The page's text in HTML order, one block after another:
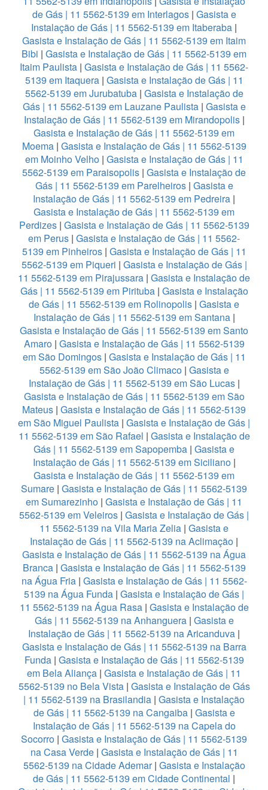
de Gás | 11 5562-5139 em Interlagos| Gasista e
Instalação de Gás | 11 5562-5139 em Itaberaba |
Gasista e Instalação de Gás | 11 5562-5139 em Itaim
Bibi | Gasista e Instalação de Gás | 11 5562-5139 em
Itaim Paulista | Gasista e Instalação de Gás | 11 5562-
5139 em Itaquera| Gasista e Instalação de Gás | 11
5562-5139 em Jurubatuba| Gasista e Instalação de
Gás | 11 5562-5139 em Lauzane Paulista | Gasista e
Instalação de Gás | 11 5562-5139 em Mirandopolis|
Gasista e Instalação de Gás | 11 5562-5139 em
Moema| Gasista e Instalação de Gás | 11 5562-5139
em Moinho Velho | Gasista e Instalação de Gás | 11
5562-5139 em Paraisopolis | Gasista e Instalação de
Gás | 11 5562-5139 em Parelheiros| Gasista e
Instalação de Gás | 11 5562-5139 em Pedreira |
Gasista e Instalação de Gás | 11 5562-5139 em
Perdizes| Gasista e Instalação de Gás | 11 5562-5139
em Perus | Gasista e Instalação de Gás | 11 5562-
5139 em Pinheiros| Gasista e Instalação de Gás | 11
5562-5139 em Piqueri | Gasista e Instalação de Gás |
11 5562-5139 em Pirajussara | Gasista e Instalação de
Gás | 11 5562-5139 em Pirituba| Gasista e Instalação
de Gás | 11 5562-5139 em Rolinopolis | Gasista e
Instalação de Gás | 11 5562-5139 em Santana|
Gasista e Instalação de Gás | 11 5562-5139 em Santo
Amaro| Gasista e Instalação de Gás | 11 5562-5139
em São Domingos| Gasista e Instalação de Gás | 11
5562-5139 em São João Climaco| Gasista e
Instalação de Gás | 11 5562-5139 em São Lucas|
Gasista e Instalação de Gás | 11 5562-5139 em São
Mateus | Gasista e Instalação de Gás | 11 5562-5139
em São Miguel Paulista | Gasista e Instalação de Gás |
11 5562-5139 em São Rafael | Gasista e Instalação de
Gás | 11 5562-5139 em Sapopemba | Gasista e
Instalação de Gás | 11 5562-5139 em Siciliano|
Gasista e Instalação de Gás | 11 5562-5139 em
Sumare | Gasista e Instalação de Gás | 11 5562-5139
em Sumarezinho | Gasista e Instalação de Gás | 11
5562-5139 em Veleiros | Gasista e Instalação de Gás |
11 5562-5139 na Vila Maria Zelia | Gasista e
Instalação de Gás | 11 5562-5139 na Aclimação |
Gasista e Instalação de Gás | 11 5562-5139 na Água
Branca| Gasista e Instalação de Gás | 11 5562-5139
na Água Fria| Gasista e Instalação de Gás | 11 5562-
5139 na Água Funda | Gasista e Instalação de Gás |
11 5562-5139 na Água Rasa | Gasista e Instalação de
Gás | 11 5562-5139 na Anhanguera| Gasista e
Instalação de Gás | 11 5562-5139 na Aricanduva |
Gasista e Instalação de Gás | 11 5562-5139 na Barra
Funda | Gasista e Instalação de Gás | 11 5562-5139
em Bela Aliança | Gasista e Instalação de Gás | 11
5562-5139 no Bela Vista| Gasista e Instalação de Gás
| 11 5562-5139 na Brasilandia | Gasista e Instalação
de Gás | 11 5562-5139 na Cangaiba| Gasista e
Instalação de Gás | 11 5562-5139 na Capela do
Socorro | Gasista e Instalação de Gás | 11 5562-5139
na Casa Verde| Gasista e Instalação de Gás | 11
5562-5139 na Cidade Ademar| Gasista e Instalação
de Gás | 11 5562-5139 em Cidade Continental |